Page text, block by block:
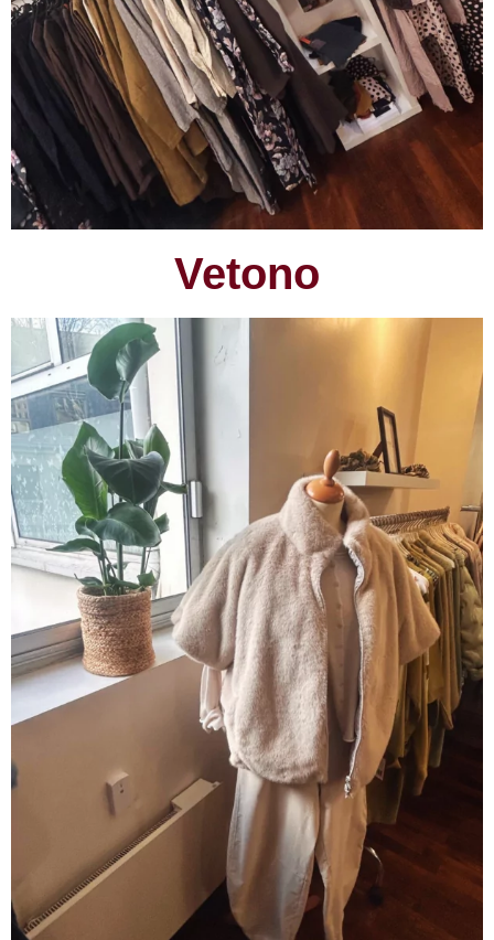
Vetono